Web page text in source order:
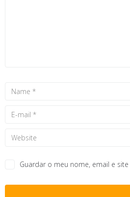
Guardar o meu nome, email e